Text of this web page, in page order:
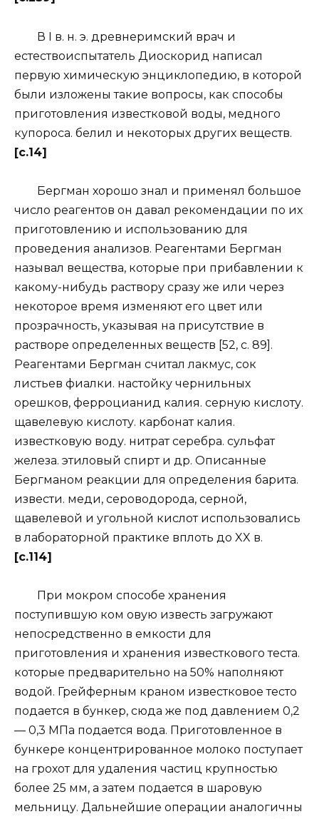
В I в. н. э. древнеримский врач и
естествоиспытатель Диоскорид написал
первую химическую энциклопедию, в которой
были изложены такие вопросы, как способы
приготовления известковой воды, медного
купороса. белил и некоторых других веществ.
[c.14]
Бергман хорошо знал и применял большое
число реагентов он давал рекомендации по их
приготовлению и использованию для
проведения анализов. Реагентами Бергман
называл вещества, которые при прибавлении к
какому-нибудь раствору сразу же или через
некоторое время изменяют его цвет или
прозрачность, указывая на присутствие в
растворе определенных веществ [52, с. 89].
Реагентами Бергман считал лакмус, сок
листьев фиалки. настойку чернильных
орешков, ферроцианид калия. серную кислоту.
щавелевую кислоту. карбонат калия.
известковую воду. нитрат серебра. сульфат
железа. этиловый спирт и др. Описанные
Бергманом реакции для определения барита.
извести. меди, сероводорода, серной,
щавелевой и угольной кислот использовались
в лабораторной практике вплоть до XX в.
[c.114]
При мокром способе хранения
поступившую ком овую известь загружают
непосредственно в емкости для
приготовления и хранения известкового теста.
которые предварительно на 50% наполняют
водой. Грейферным краном известковое тесто
подается в бункер, сюда же под давлением 0,2
— 0,3 МПа подается вода. Приготовленное в
бункере концентрированное молоко поступает
на грохот для удаления частиц крупностью
более 25 мм, а затем подается в шаровую
мельницу. Дальнейшие операции аналогичны